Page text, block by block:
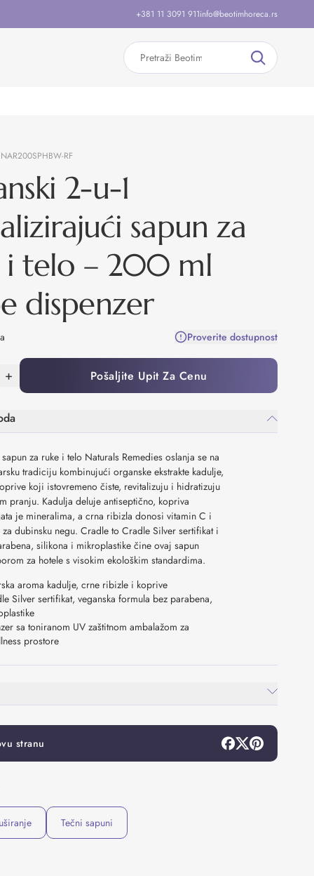
+381 11 3091 911info@beotimhoreca.rs
NAR200SPHBW-RF
2-u-1
sapun za
i telo – 200 ml
dispenzer
Proverite dostupnost
+ Pošaljite Upit Za Cenu
za ruke i telo Naturals Remedies oslanja se na
tradiciju kombinujući organske ekstrakte kadulje,
koji istovremeno čiste, revitalizuju i hidratizuju
pranju. Kadulja deluje antiseptično, kopriva
je mineralima, a crna ribizla donosi vitamin C i
za dubinsku negu. Cradle to Cradle Silver sertifikat i
silikona i mikroplastike čine ovaj sapun
za hotele s visokim ekološkim standardima.
aroma kadulje, crne ribizle i koprive
Silver sertifikat, veganska formula bez parabena,
sa toniranom UV zaštitnom ambalažom za
prostore
stranu
Tečni sapuni